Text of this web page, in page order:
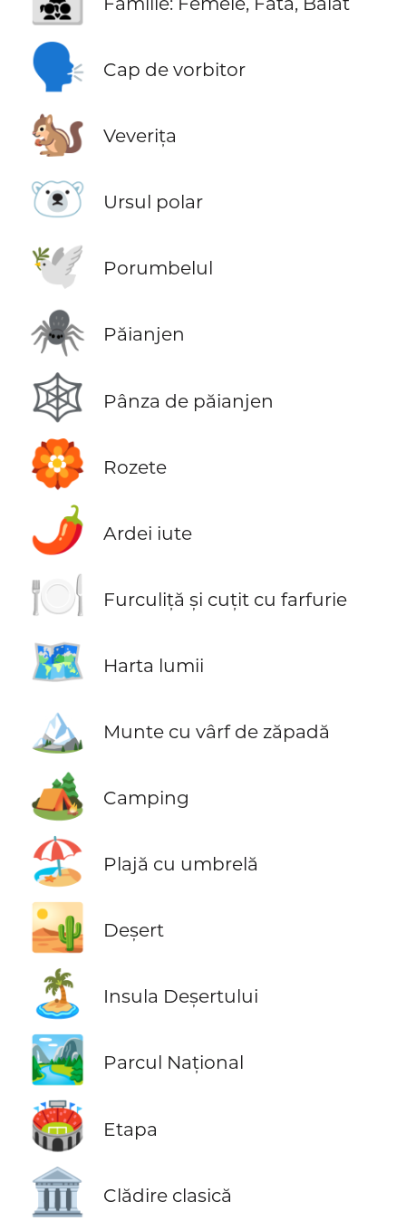
🗣️ Cap de vorbitor
🐿️ Veverița
🐻‍❄️ Ursul polar
🕊️ Porumbelul
🕷️ Păianjen
🕸️ Pânza de păianjen
🏵️ Rozete
🌶️ Ardei iute
🍽️ Furculiță și cuțit cu farfurie
🗺️ Harta lumii
🏔️ Munte cu vârf de zăpadă
🏕️ Camping
🏖️ Plajă cu umbrelă
🏜️ Deșert
🏝️ Insula Deșertului
🏞️ Parcul Național
🏟️ Etapa
🏛️ Clădire clasică